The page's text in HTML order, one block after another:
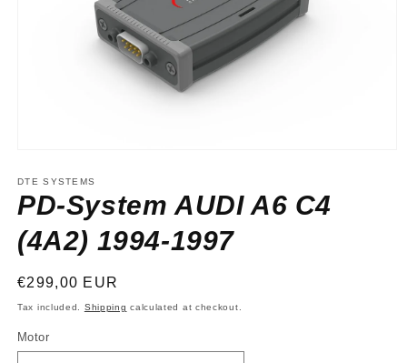
1
in
modal
DTE SYSTEMS
PD-System AUDI A6 C4
(4A2) 1994-1997
Regular
price
€299,00 EUR
Tax included. Shipping calculated at checkout.
Motor